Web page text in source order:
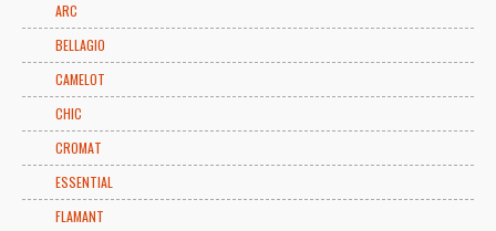
ARC
BELLAGIO
CAMELOT
CHIC
CROMAT
ESSENTIAL
FLAMANT